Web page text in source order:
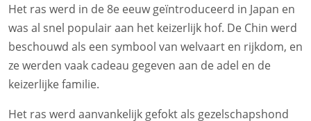
Het ras werd in de 8e eeuw geïntroduceerd in Japan en
was al snel populair aan het keizerlijk hof. De Chin werd
beschouwd als een symbool van welvaart en rijkdom, en
ze werden vaak cadeau gegeven aan de adel en de
keizerlijke familie.
Het ras werd aanvankelijk gefokt als gezelschapshond